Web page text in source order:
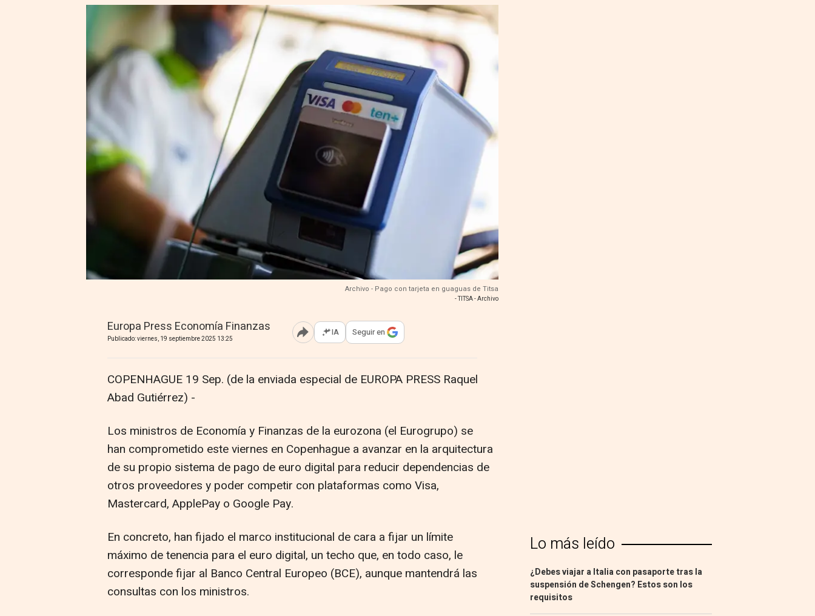
Archivo - Pago con tarjeta en guaguas de Titsa
- TITSA - Archivo
Europa Press Economía Finanzas
Publicado: viernes, 19 septiembre 2025 13:25 Abrir opciones para compartir
IA Seguir en
COPENHAGUE 19 Sep. (de la enviada especial de EUROPA PRESS Raquel
Abad Gutiérrez) -
Los ministros de Economía y Finanzas de la eurozona (el Eurogrupo) se
han comprometido este viernes en Copenhague a avanzar en la arquitectura
de su propio sistema de pago de euro digital para reducir dependencias de
otros proveedores y poder competir con plataformas como Visa,
Mastercard, ApplePay o Google Pay.
En concreto, han fijado el marco institucional de cara a fijar un límite
máximo de tenencia para el euro digital, un techo que, en todo caso, le
corresponde fijar al Banco Central Europeo (BCE), aunque mantendrá las
consultas con los ministros.
Lo más leído
¿Debes viajar a Italia con pasaporte tras la
suspensión de Schengen? Estos son los
requisitos